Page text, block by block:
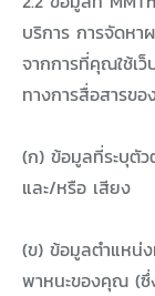
บริการ การจัดหา
จากการที่คุณใช้เ
ทางการสื่อสารข
(ก) ข้อมูลที่ระบุตั
และ/หรือ เสียง
(ข) ข้อมูลตำแหน่
พาหนะของคุณ (ซึ่